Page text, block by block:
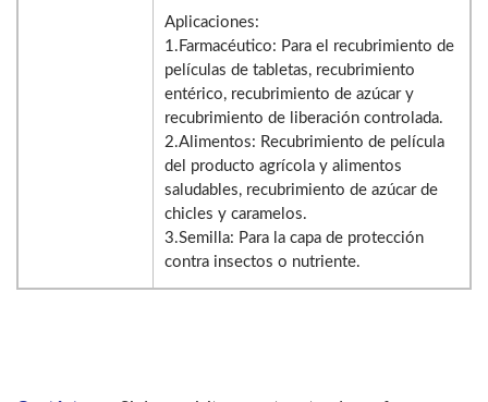
Aplicaciones:
1.Farmacéutico: Para el recubrimiento de
películas de tabletas, recubrimiento
entérico, recubrimiento de azúcar y
recubrimiento de liberación controlada.
2.Alimentos: Recubrimiento de película
del producto agrícola y alimentos
saludables, recubrimiento de azúcar de
chicles y caramelos.
3.Semilla: Para la capa de protección
contra insectos o nutriente.